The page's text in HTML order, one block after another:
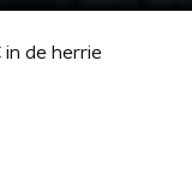
in de herrie